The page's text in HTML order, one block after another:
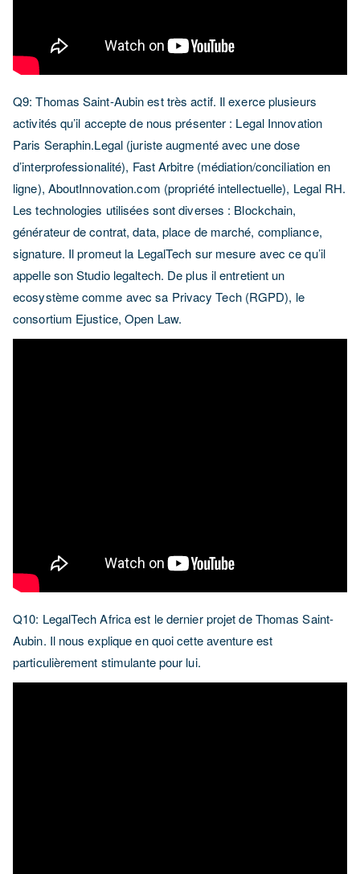
Q9: Thomas Saint-Aubin est très actif. Il exerce plusieurs
activités qu’il accepte de nous présenter : Legal Innovation
Paris Seraphin.Legal (juriste augmenté avec une dose
d’interprofessionalité), Fast Arbitre (médiation/conciliation en
ligne), AboutInnovation.com (propriété intellectuelle), Legal RH.
Les technologies utilisées sont diverses : Blockchain,
générateur de contrat, data, place de marché, compliance,
signature. Il promeut la LegalTech sur mesure avec ce qu’il
appelle son Studio legaltech. De plus il entretient un
ecosystème comme avec sa Privacy Tech (RGPD), le
consortium Ejustice, Open Law.
Q10: LegalTech Africa est le dernier projet de Thomas Saint-
Aubin. Il nous explique en quoi cette aventure est
particulièrement stimulante pour lui.